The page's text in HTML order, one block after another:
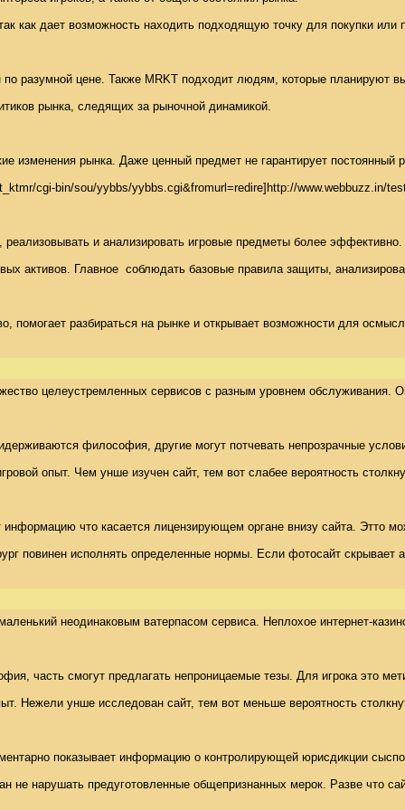
как дает возможность находить подходящую точку для покупки
разумной цене. Также MRKT подходит людям, которые планируют
рынка, следящих за рыночной динамикой.
изменения рынка. Даже ценный предмет не гарантирует постоянный
cgi-bin/sou/yybbs/yybbs.cgi&fromurl=redire]http://
и анализировать игровые предметы более
активов. Главное  соблюдать базовые правила защиты,
разбираться на рынке и открывает возможности для
целеустремленных сервисов с разным уровнем
философия, другие могут потчевать непрозрачные
опыт. Чем унше изучен сайт, тем вот слабее вероятность
что касается лицензирующем органе внизу сайта.
повинен исполнять определенные нормы. Если фотосайт скрывает
неодинаковым ватерпасом сервиса. Неплохое интернет-
часть смогут предлагать непроницаемые тезы. Для игрока
Нежели унше исследован сайт, тем вот меньше вероятность
показывает информацию о контролирующей юрисдикции
не нарушать предуготовленные общепризнанных мерок. Разве что